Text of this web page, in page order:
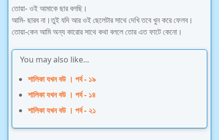
তোয়া- ওই আমাকে ছার বলছি।
আমি- ছারব না।তুই যদি আর ওই ছেলেটার সাথে দেখি তবে খুন করে ফেলব।
তোয়া-কেন আমি অন্য কারোর সাথে কথা বললে তোর এত ফাটে কেনো।
You may also like...
শালিকা যখন বউ । পর্ব - ১৯
শালিকা যখন বউ । পর্ব - ১৪
শালিকা যখন বউ । পর্ব - ২১